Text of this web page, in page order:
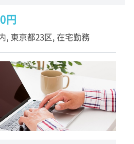
円
, 東京都23区, 在宅勤務